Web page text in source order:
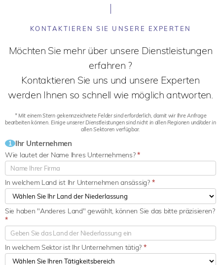
KONTAKTIEREN SIE UNSERE EXPERTEN
Möchten Sie mehr über unsere Dienstleistungen
erfahren ?
Kontaktieren Sie uns und unsere Experten
werden Ihnen so schnell wie möglich antworten.
* Mit einem Stern gekennzeichnete Felder sind erforderlich, damit wir Ihre Anfrage
bearbeiten können. Einige unserer Dienstleistungen sind nicht in allen Regionen und/oder in
allen Sektoren verfügbar.
1 Ihr Unternehmen
Wie lautet der Name Ihres Unternehmens?*
In welchem Land ist Ihr Unternehmen ansässig? *
In welchem Sektor ist Ihr Unternehmen tätig? *
Sie haben "Anderes Land" gewählt, können Sie das bitte präzisieren?
*